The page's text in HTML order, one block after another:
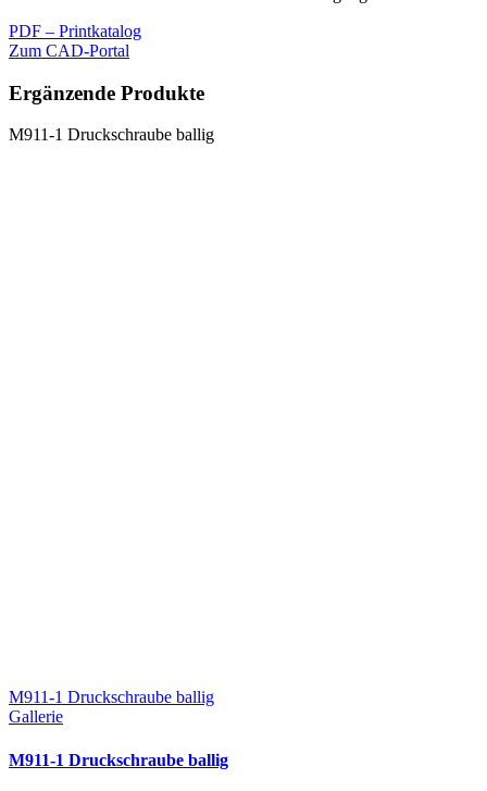
PDF – Printkatalog
Zum CAD-Portal
Ergänzende Produkte
M911-1 Druckschraube ballig
M911-1 Druckschraube ballig
Gallerie
M911-1 Druckschraube ballig